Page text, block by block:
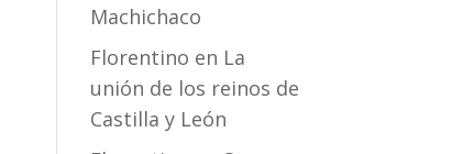
Machichaco
Florentino en La
unión de los reinos de
Castilla y León